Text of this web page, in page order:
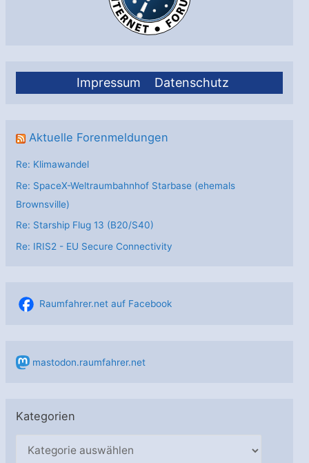
Impressum Datenschutz
Aktuelle Forenmeldungen
Re: Klimawandel
Re: SpaceX-Weltraumbahnhof Starbase (ehemals
Brownsville)
Re: Starship Flug 13 (B20/S40)
Re: IRIS2 - EU Secure Connectivity
Raumfahrer.net auf Facebook
mastodon.raumfahrer.net
Kategorien